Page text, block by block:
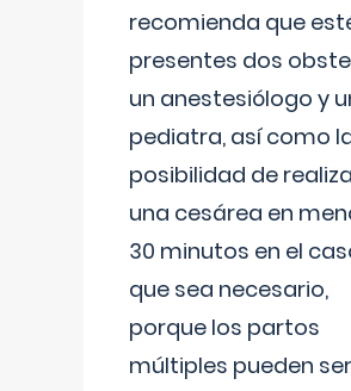
recomienda que
presentes dos
un anestesiólogo y
pediatra, así como
posibilidad de
una cesárea en
30 minutos en el
que sea necesario,
porque los partos
múltiples pueden